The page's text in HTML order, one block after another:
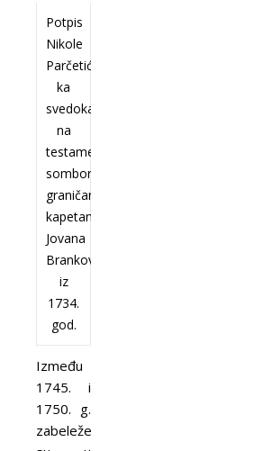
Potpis
Nikole
Parčetića,
ka
svedoka
na
testamentu
somborskog
graničarskog
kapetana
Jovana
Brankovića
iz
1734.
god.
Između
1745. i
1750. g.
zabeleženi